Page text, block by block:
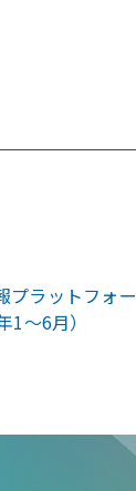
プラットフォー
～6月）